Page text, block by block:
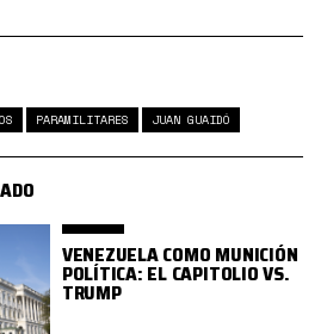
PARAMILITARES JUAN GUAIDÓ
VENEZUELA COMO MUNICIÓN
POLÍTICA: EL CAPITOLIO VS.
TRUMP